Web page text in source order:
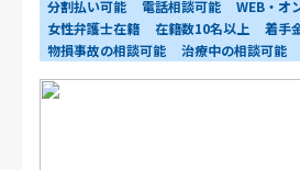
分割払い可能
電話相談可能
WEB・オ
女性弁護士在籍
在籍数10名以上
着手
物損事故の相談可能
治療中の相談可能